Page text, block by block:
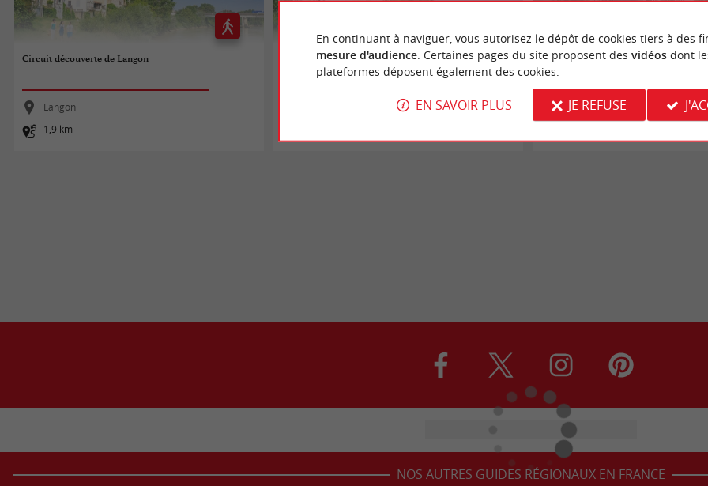
Circuit découverte de Langon
Langon
1,9 km
Circuit découverte de Langon Les Pistes de Robin : grand jeu dans la
Langon
NOS AUTRES GUIDES RÉGIONAUX EN FRANCE
En continuant à naviguer, vous autorisez le dépôt de cookies tiers à des
mesure d'audience. Certaines pages du site proposent des vidéosdont
plateformes déposent également des cookies.
EN SAVOIR PLUS JE REFUSE